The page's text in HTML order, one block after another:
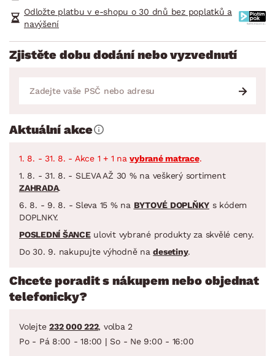
Odložte platbu v e-shopu o 30 dnů bez poplatků a
navýšení
Zjistěte dobu dodání nebo vyzvednutí
Aktuální akce
1. 8. - 31. 8. - Akce 1 + 1 navybrané matrace.
1. 8. - 31. 8. - SLEVA AŽ 30 % na veškerý sortiment
ZAHRADA.
6. 8. - 9. 8. - Sleva 15 % na BYTOVÉ DOPLŇKY s kódem
DOPLNKY.
POSLEDNÍ ŠANCEulovit vybrané produkty za skvělé ceny.
Do 30. 9. nakupujte výhodně nadesetiny.
Chcete poradit s nákupem nebo objednat
telefonicky?
Volejte 232 000 222, volba 2
Po - Pá 8:00 - 18:00 | So - Ne 9:00 - 16:00